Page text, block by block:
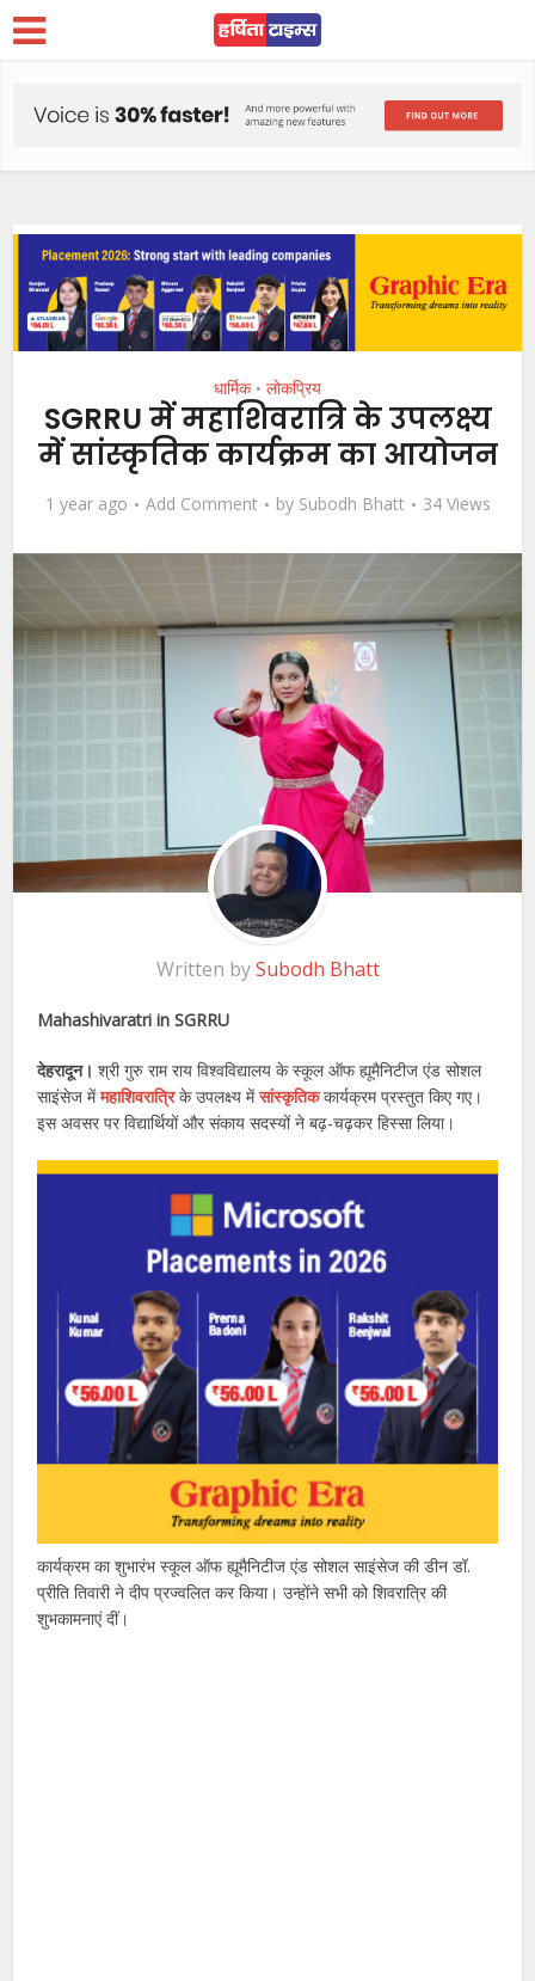
धार्मिक • लोकप्रिय
SGRRU में महाशिवरात्रि के उपलक्ष्य
में सांस्कृतिक कार्यक्रम का आयोजन
1 year ago Add Comment by Subodh Bhatt 34 Views
Written bySubodh Bhatt
Mahashivaratri in SGRRU
देहरादून।श्री गुरु राम राय विश्वविद्यालय के स्कूल ऑफ ह्यूमैनिटीज एंड सोशल
साइंसेज मेंमहाशिवरात्रिके उपलक्ष्य मेंसांस्कृतिककार्यक्रम प्रस्तुत किए गए।
इस अवसर पर विद्यार्थियों और संकाय सदस्यों ने बढ़-चढ़कर हिस्सा लिया।
कार्यक्रम का शुभारंभ स्कूल ऑफ ह्यूमैनिटीज एंड सोशल साइंसेज की डीन डॉ.
प्रीति तिवारी ने दीप प्रज्वलित कर किया। उन्होंने सभी को शिवरात्रि की
शुभकामनाएं दीं।